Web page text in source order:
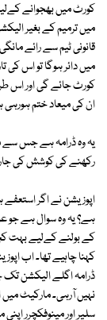
کورٹ میں بھجوانے
قانونی ٹیم سے رائے
میں دائر ہوگا تو اس کی
کورٹ جائے گی اور اس
ان کی میعاد ختم
یہ وہ ڈرامہ ہے جس سے
رکھنے کی کوشش کی
اپوزیشن نے اگر
ہے؟ یہ وہ سوال ہے جو
کے بولنے کےلیے بہت
کہنا چاہیے تھا۔ اب
ڈرامہ اگلے الیکشن تک
نہیں آرہی۔ مارکیٹ
سلیر اور مینوفکچرر